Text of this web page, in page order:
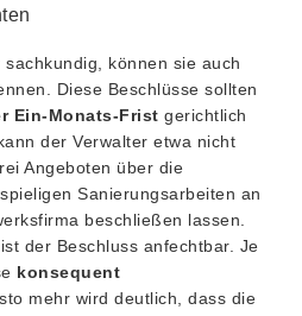
können sie auch
Diese Beschlüsse sollten
Ein-Monats-Frist gerichtlich
der Verwalter etwa nicht
Angeboten über die
Sanierungsarbeiten an
beschließen lassen.
der Beschluss anfechtbar. Je
konsequent
mehr wird deutlich, dass die